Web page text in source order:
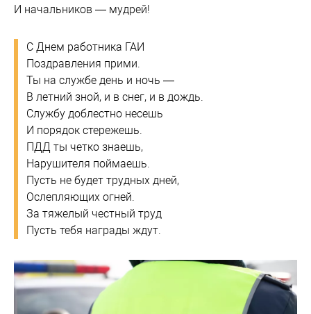
И начальников — мудрей!
С Днем работника ГАИ
Поздравления прими.
Ты на службе день и ночь —
В летний зной, и в снег, и в дождь.
Службу доблестно несешь
И порядок стережешь.
ПДД ты четко знаешь,
Нарушителя поймаешь.
Пусть не будет трудных дней,
Ослепляющих огней.
За тяжелый честный труд
Пусть тебя награды ждут.